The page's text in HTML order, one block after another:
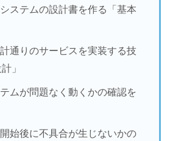
ステムの設計書を作る「基本
通りのサービスを実装する技
」
ムが問題なく動くかの確認を
始後に不具合が生じないかの